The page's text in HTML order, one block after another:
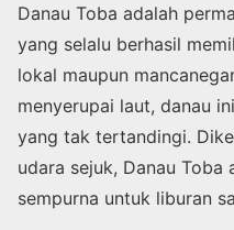
Danau Toba adalah
yang selalu berhasil
lokal maupun
menyerupai laut, danau
yang tak tertandingi.
udara sejuk, Danau Toba
sempurna untuk liburan